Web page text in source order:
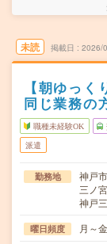
未読 掲載日 2026/
【朝ゆっ
同じ業務の
職種未経験OK
派遣
勤務地
神戸
三ノ
神戸
曜日頻度 月～